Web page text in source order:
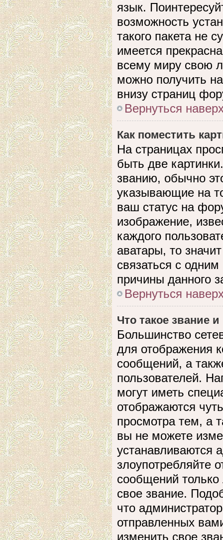
язык.
возможность
такого пакета не
имеется
всему миру свою
можно получить
внизу страниц
Вернуться
Как поместить
На страницах
быть две
званию, обычно
указывающие на
ваш статус на
изображение,
каждого
аватары, то
связаться с
причины данного
Вернуться
Что такое звание
Большинство
для отображения
сообщений, а
пользователей.
могут иметь
отображаются
просмотра тем, а
вы не можете
устанавливаются
злоупотребляйте
сообщений
свое звание.
что
отправленных
изменить свое